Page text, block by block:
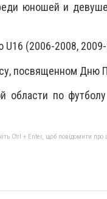
юношей и
U16 (2006-2008,
посвященном Дню
области по
Ctrl + Enter, щоб повідомити про